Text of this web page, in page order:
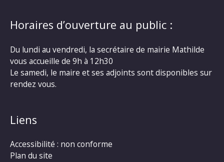
Horaires d’ouverture au public :
Du lundi au vendredi, la secrétaire de mairie Mathilde
vous accueille de 9h à 12h30
Le samedi, le maire et ses adjoints sont disponibles sur
rendez vous.
Liens
Accessibilité : non conforme
Plan du site